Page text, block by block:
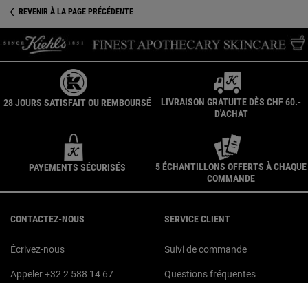
REVENIR À LA PAGE PRÉCÉDENTE
28 JOURS SATISFAIT OU REMBOURSÉ
LIVRAISON GRATUITE DÈS CHF 60.-
D'ACHAT
PAYEMENTS SÉCURISÉS
5 ÉCHANTILLONS OFFERTS À CHAQUE
COMMANDE
CONTACTEZ-NOUS
Écrivez-nous
Appeler +32 2 588 14 67
SERVICE CLIENT
Suivi de commande
Questions fréquentes